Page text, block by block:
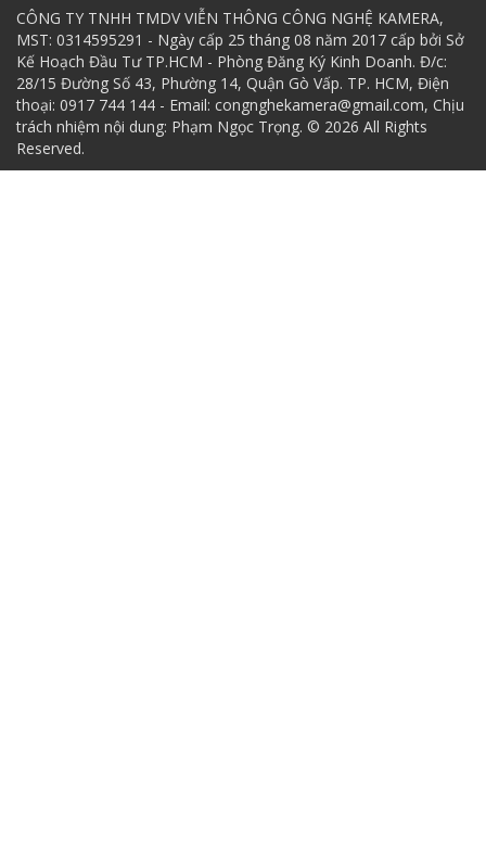
CÔNG TY TNHH TMDV VIỄN THÔNG CÔNG NGHỆ KAMERA,
MST: 0314595291 - Ngày cấp 25 tháng 08 năm 2017 cấp bởi Sở
Kế Hoạch Đầu Tư TP.HCM - Phòng Đăng Ký Kinh Doanh. Đ/c:
28/15 Đường Số 43, Phường 14, Quận Gò Vấp. TP. HCM, Điện
thoại: 0917 744 144 - Email: congnghekamera@gmail.com, Chịu
trách nhiệm nội dung: Phạm Ngọc Trọng. © 2026 All Rights
Reserved.